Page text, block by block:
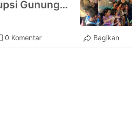
Gunung
0 Komentar Bagikan